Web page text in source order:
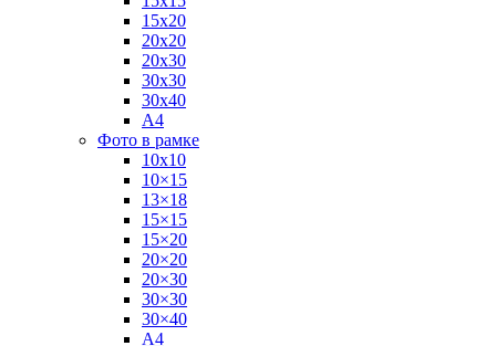
15х20
20х20
20х30
30х30
30х40
А4
Фото в рамке
10х10
10×15
13×18
15×15
15×20
20×20
20×30
30×30
30×40
A4